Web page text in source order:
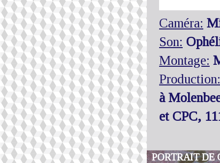
Caméra:
Son:
Montage:
Production:
à
et CPC,
PORTRAIT DE